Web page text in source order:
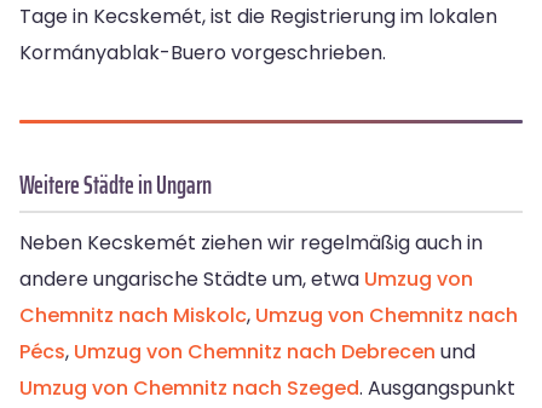
Tage in Kecskemét, ist die Registrierung im lokalen
Kormányablak-Buero vorgeschrieben.
Weitere Städte in Ungarn
Neben Kecskemét ziehen wir regelmäßig auch in
andere ungarische Städte um, etwa Umzug von
Chemnitz nach Miskolc, Umzug von Chemnitz nach
Pécs, Umzug von Chemnitz nach Debrecen und
Umzug von Chemnitz nach Szeged. Ausgangspunkt